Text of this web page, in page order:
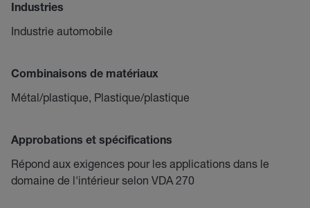
Industries
Industrie automobile
Combinaisons de matériaux
Métal/plastique, Plastique/plastique
Approbations et spécifications
Répond aux exigences pour les applications dans le
domaine de l'intérieur selon VDA 270